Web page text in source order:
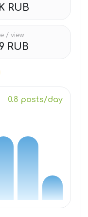
RUB
/ view
RUB
0.8 posts/day